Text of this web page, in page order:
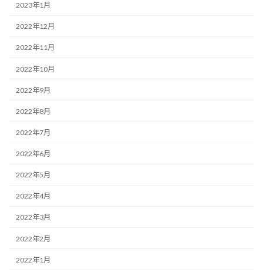
2023年1月
2022年12月
2022年11月
2022年10月
2022年9月
2022年8月
2022年7月
2022年6月
2022年5月
2022年4月
2022年3月
2022年2月
2022年1月